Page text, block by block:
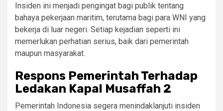
Insiden ini menjadi pengingat bagi publik tentang
bahaya pekerjaan maritim, terutama bagi para WNI yang
bekerja di luar negeri. Setiap kejadian seperti ini
memerlukan perhatian serius, baik dari pemerintah
maupun masyarakat.
Respons Pemerintah Terhadap
Ledakan Kapal Musaffah 2
Pemerintah Indonesia segera menindaklanjuti insiden